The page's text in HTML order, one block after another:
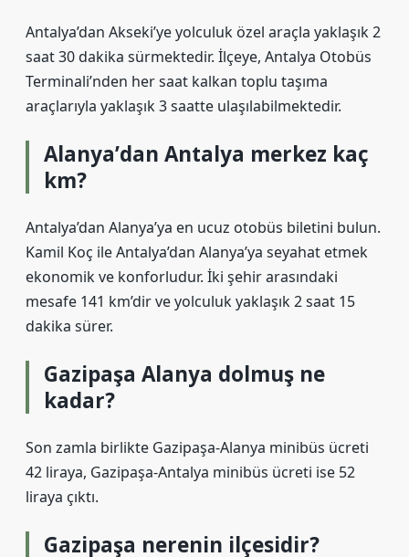
Antalya’dan Akseki’ye yolculuk özel araçla yaklaşık 2
saat 30 dakika sürmektedir. İlçeye, Antalya Otobüs
Terminali’nden her saat kalkan toplu taşıma
araçlarıyla yaklaşık 3 saatte ulaşılabilmektedir.
Alanya’dan Antalya merkez kaç
km?
Antalya’dan Alanya’ya en ucuz otobüs biletini bulun.
Kamil Koç ile Antalya’dan Alanya’ya seyahat etmek
ekonomik ve konforludur. İki şehir arasındaki
mesafe 141 km’dir ve yolculuk yaklaşık 2 saat 15
dakika sürer.
Gazipaşa Alanya dolmuş ne
kadar?
Son zamla birlikte Gazipaşa-Alanya minibüs ücreti
42 liraya, Gazipaşa-Antalya minibüs ücreti ise 52
liraya çıktı.
Gazipaşa nerenin ilçesidir?